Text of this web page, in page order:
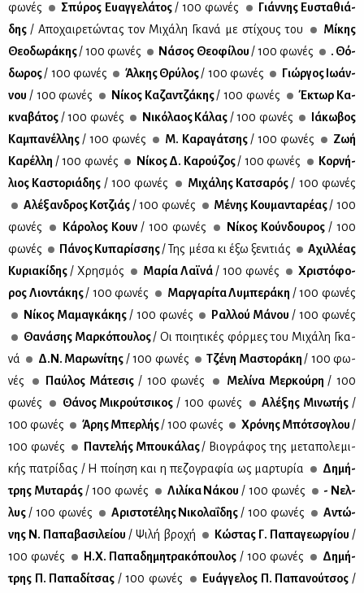
φω­νές
Σπύ­ρος Ευαγ­γε­λά­τος/ 100 φω­νές
Γιάν­νης Ευ­στα­θιά­
δης / Απο­χαι­ρε­τώ­ντας τον Μι­χά­λη Γκα­νά με στί­χους του
Μί­κης
Θε­ο­δω­ρά­κης/ 100 φω­νές Νά­σος Θε­ο­φί­λου/ 100 φω­νές
. Θό­
δω­ρος/ 100 φω­νές Άλ­κης Θρύ­λος/ 100 φω­νές
Γιώρ­γος Ιω­άν­
νου / 100 φω­νές Νί­κος Κα­ζαν­τζά­κης/ 100 φω­νές
Έκτωρ Κα­
κνα­βά­τος/ 100 φω­νές Νι­κό­λα­ος Κά­λας/ 100 φω­νές
Ιά­κω­βος
Κα­μπα­νέλ­λης/ 100 φω­νές Μ. Κα­ρα­γά­τσης/ 100 φω­νές
Ζωή
Κα­ρέλ­λη / 100 φω­νές Νί­κος Δ. Κα­ρού­ζος/ 100 φω­νές
Κορ­νή­
λιος Κα­στο­ριά­δης / 100 φω­νές Μι­χά­λης Κα­τσα­ρός/ 100 φω­νές
Αλέ­ξαν­δρος Κο­τζιάς/ 100 φω­νές Μέ­νης Κου­μα­ντα­ρέ­ας/ 100
φω­νές
Κά­ρο­λος Κουν / 100 φω­νές Νί­κος Κούν­δου­ρος / 100
φω­νές
Πά­νος Κυ­πα­ρίσ­σης/ Της μέ­σα κι έξω ξε­νι­τιάς
Αχιλ­λέ­ας
Κυ­ρια­κί­δης/ Χρη­σμός Μα­ρία Λαϊ­νά/ 100 φω­νές
Χρι­στό­φο­
ρος Λιο­ντά­κης/ 100 φω­νές Μαρ­γα­ρί­τα Λυ­μπε­ρά­κη / 100 φω­νές
Νί­κος Μα­μα­γκά­κης/ 100 φω­νές Ραλ­λού Μά­νου/ 100 φω­νές
Θα­νά­σης Μαρ­κό­που­λος/ Οι ποι­η­τι­κές φόρ­μες του Μι­χά­λη Γκα­
νά
Δ.Ν. Μα­ρω­νί­της/ 100 φω­νές Τζέ­νη Μα­στο­ρά­κη/ 100 φω­
νές
Παύ­λος Μά­τε­σις / 100 φω­νές Με­λί­να Μερ­κού­ρη/ 100
φω­νές
Θά­νος Μι­κρού­τσι­κος/ 100 φω­νές Αλέ­ξης Μι­νω­τής/
100 φω­νές
Άρης Μπερ­λής/ 100 φω­νές Χρό­νης Μπό­τσο­γλου/
100 φω­νές
Πα­ντε­λής Μπου­κά­λας/ Βιο­γρά­φος της με­τα­πο­λε­μι­
κής πα­τρί­δας / Η ποί­η­ση και η πε­ζο­γρα­φία ως μαρ­τυ­ρία
Δη­μή­
τρης Μυ­τα­ράς/ 100 φω­νές Λι­λί­κα Νά­κου/ 100 φω­νές
- Νελ­
λυς/ 100 φω­νές Αρι­στο­τέ­λης Νι­κο­λα­ΐ­δης/ 100 φω­νές
Αντώ­
νης Ν. Πα­πα­βα­σι­λεί­ου / Ψι­λή βρο­χή Κώ­στας Γ. Πα­πα­γε­ωρ­γί­ου /
100 φω­νές
Η.Χ. Πα­πα­δη­μη­τρα­κό­που­λος / 100 φω­νές
Δη­μή­
τρης Π. Πα­πα­δί­τσας / 100 φω­νές Ευάγ­γε­λος Π. Πα­πα­νού­τσος/